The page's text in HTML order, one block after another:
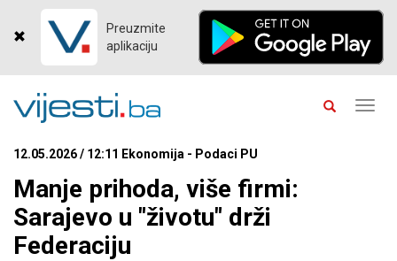
Preuzmite
aplikaciju
12.05.2026 / 12:11 Ekonomija - Podaci PU
Manje prihoda, više firmi:
Sarajevo u "životu" drži
Federaciju